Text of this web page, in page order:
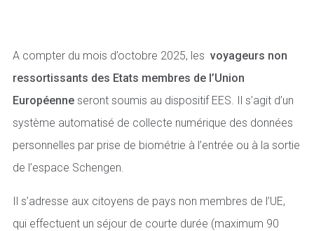
A compter du mois d’octobre 2025, les voyageurs non
ressortissants des Etats membres de l’Union
Européenne seront soumis au dispositif EES. Il s’agit d’un
système automatisé de collecte numérique des données
personnelles par prise de biométrie à l’entrée ou à la sortie
de l’espace Schengen.
Il s’adresse aux citoyens de pays non membres de l’UE,
qui effectuent un séjour de courte durée (maximum 90